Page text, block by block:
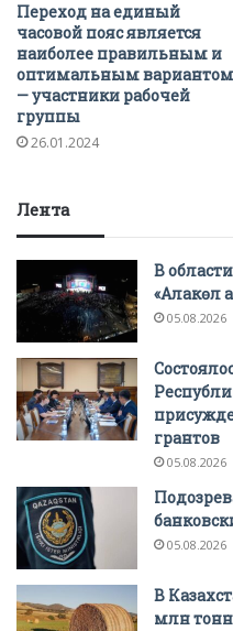
Переход на единый
часовой пояс является
наиболее правильным и
оптимальным вариантом
— участники рабочей
группы
26.01.2024
Лента
В
«Алакөл
05.08.2026
грантов
05.08.2026
05.08.2026
В
млн